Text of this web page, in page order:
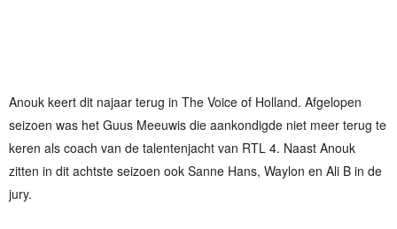
Anouk keert dit najaar terug in The Voice of Holland. Afgelopen
seizoen was het Guus Meeuwis die aankondigde niet meer terug te
keren als coach van de talentenjacht van RTL 4. Naast Anouk
zitten in dit achtste seizoen ook Sanne Hans, Waylon en Ali B in de
jury.